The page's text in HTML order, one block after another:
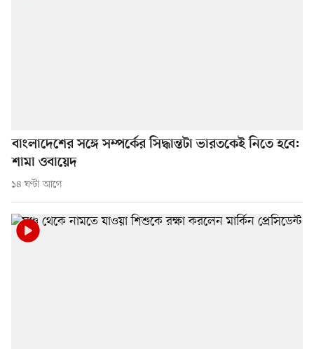
বাংলাদেশের সঙ্গে সম্পর্কের সিদ্ধান্তটা ভারতকেই নিতে হবে:
শামা ওবায়েদ
১৪ ঘণ্টা আগে